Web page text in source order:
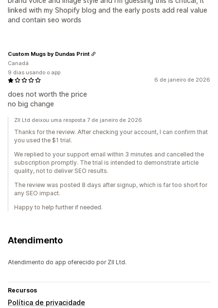
linked with my Shopify blog and the early posts add real value
and contain seo words
6 de janeiro de 2026
does not worth the price
no big change
Custom Mugs by Dundas Print
Canadá
9 dias usando o app
ZII Ltd deixou uma resposta 7 de janeiro de 2026
Thanks for the review. After checking your account, I can confirm that
you used the $1 trial.
We replied to your support email within 3 minutes and cancelled the
subscription promptly. The trial is intended to demonstrate article
quality, not to deliver SEO results.
The review was posted 8 days after signup, which is far too short for
any SEO impact.
Happy to help further if needed.
Atendimento
Atendimento do app oferecido por ZII Ltd.
Recursos
Política de privacidade